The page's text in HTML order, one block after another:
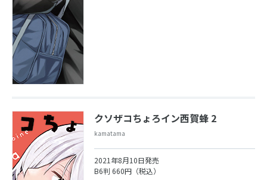
クソザコちょろイン西賀蜂 2
kamatama
2021年8月10日発売
B6判 660円（税込）